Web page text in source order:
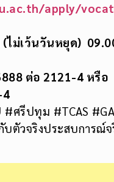
apply/
ไม่เว้นวันหยุด)
ต่อ 2121-4 หรือ
4
#ศรีปทุม #TCAS
ตัวจริงประสบการณ์จ